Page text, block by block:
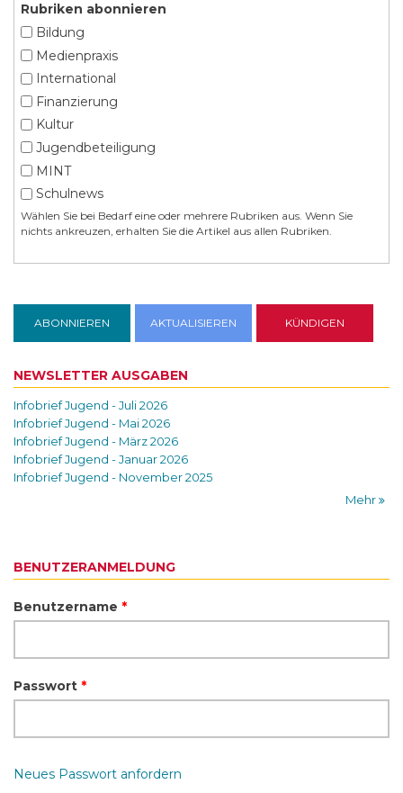
Rubriken abonnieren
Bildung
Medienpraxis
International
Finanzierung
Kultur
Jugendbeteiligung
MINT
Schulnews
Wählen Sie bei Bedarf eine oder mehrere Rubriken aus. Wenn Sie
nichts ankreuzen, erhalten Sie die Artikel aus allen Rubriken.
NEWSLETTER AUSGABEN
Infobrief Jugend - Juli 2026
Infobrief Jugend - Mai 2026
Infobrief Jugend - März 2026
Infobrief Jugend - Januar 2026
Infobrief Jugend - November 2025
Mehr
BENUTZERANMELDUNG
Benutzername *
Passwort *
Neues Passwort anfordern